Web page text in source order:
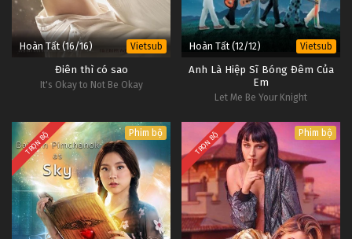
Hoàn Tất (16/16) Vietsub
Điên thì có sao
It's Okay to Not Be Okay
Hoàn Tất (12/12) Vietsub
Anh Là Hiệp Sĩ Bóng Đêm Của
Em
Let Me Be Your Knight
TRỌN BỘ Phim bộ TRỌN BỘ Phim bộ